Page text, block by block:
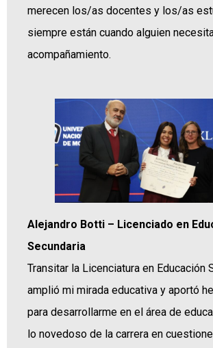
merecen los/as docentes y los/as
siempre están cuando alguien
acompañamiento.
Alejandro Botti – Licenciado en
Secundaria
Transitar la Licenciatura en Educación
amplió mi mirada educativa y aportó
para desarrollarme en el área de
lo novedoso de la carrera en